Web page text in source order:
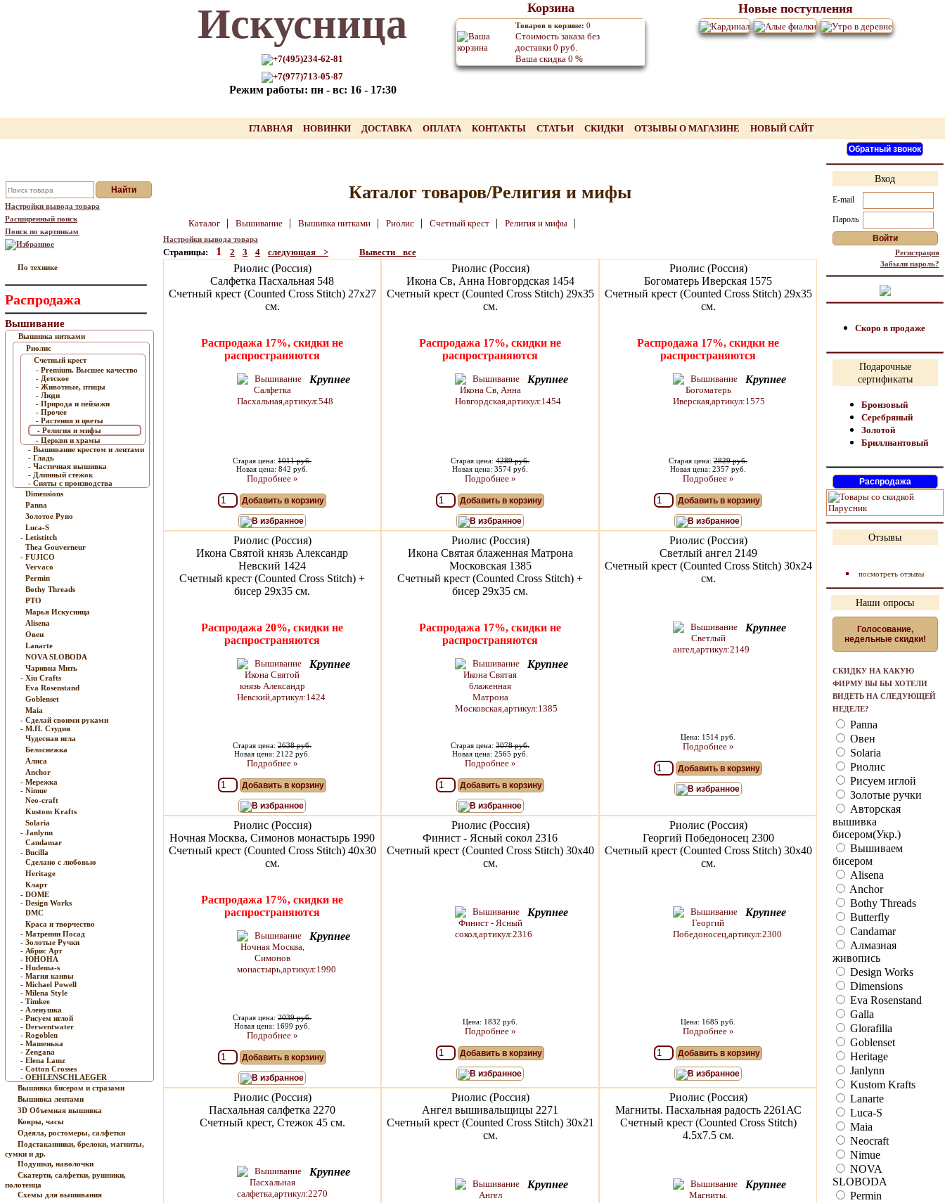
Только для Вас промокод на
Отправить
Искусница
+7(495)234-62-81
+7(977)713-05-87
Режим работы: пн - вс: 16 - 17:30
Корзина
Товаров в корзине: 0
Стоимость заказа без
доставки 0 руб.
Ваша скидка 0 %
Новые поступления
ГЛАВНАЯ НОВИНКИ ДОСТАВКА ОПЛАТА КОНТАКТЫ СТАТЬИ СКИДКИ ОТЗЫВЫ О МАГАЗИНЕ НОВЫЙ САЙТ
Настройки вывода товара
Расширенный поиск
Поиск по картинкам
Избранное
По технике
Распродажа
Вышивание
Вышивка нитками
Риолис
Счетный крест
- Premium. Высшее качество
- Детское
- Животные, птицы
- Люди
- Природа и пейзажи
- Прочее
- Растения и цветы
- Религия и мифы
- Церкви и храмы
- Вышивание крестом и лентами
- Гладь
- Частичная вышивка
- Длинный стежок
- Сняты с производства
Dimensions
Panna
Золотое Руно
Luca-S
- Letistitch
Thea Gouverneur
- FUJICO
Vervaco
Permin
Bothy Threads
РТО
Марья Искусница
Alisena
Овен
Lanarte
NOVA SLOBODA
Чаривна Мить
- Xiu Crafts
Eva Rosenstand
Goblenset
Maia
- Сделай своими руками
- М.П. Студия
Чудесная игла
Белоснежка
Алиса
Anchor
- Мережка
- Nimue
Neo-craft
Kustom Krafts
Solaria
- Janlynn
Candamar
- Bucilla
Сделано с любовью
Heritage
Кларт
- DOME
- Design Works
DMC
Краса и творчество
- Матренин Посад
- Золотые Ручки
- Абрис Арт
- ЮНОНА
- Hudema-s
- Магия канвы
- Michael Powell
- Milena Style
- Timkee
- Аленушка
- Рисуем иглой
- Derwentwater
- Rogoblen
- Машенька
- Zengana
- Elena Lamz
- Cotton Crosses
- OEHLENSCHLAEGER
Вышивка бисером и стразами
Вышивка лентами
3D Объемная вышивка
Ковры, часы
Одеяла, ростомеры, салфетки
Подстаканники, брелоки, магниты,
сумки и др.
Подушки, наволочки
Скатерти, салфетки, рушники,
полотенца
Схемы для вышивания
Каталог товаров/Религия и мифы
Каталог | Вышивание | Вышивка нитками | Риолис | Счетный крест | Религия и мифы |
Настройки вывода товара
Страницы: 1 2 3 4 следующая > Вывести все
Риолис (Россия)
Салфетка Пасхальная 548
Счетный крест (Counted Cross Stitch) 27х27
см.
Распродажа 17%, скидки не
распространяются
Крупнее
Старая цена: 1011 руб.
Новая цена: 842 руб.
Подробнее »
Добавить в корзину
В избранное
Риолис (Россия)
Икона Св, Анна Новгордская 1454
Счетный крест (Counted Cross Stitch) 29х35
см.
Распродажа 17%, скидки не
распространяются
Крупнее
Старая цена: 4289 руб.
Новая цена: 3574 руб.
Подробнее »
Добавить в корзину
В избранное
Риолис (Россия)
Богоматерь Иверская 1575
Счетный крест (Counted Cross Stitch) 29х35
см.
Распродажа 17%, скидки не
распространяются
Крупнее
Старая цена: 2829 руб.
Новая цена: 2357 руб.
Подробнее »
Добавить в корзину
В избранное
Риолис (Россия)
Икона Святой князь Александр
Невский 1424
Счетный крест (Counted Cross Stitch) +
бисер 29х35 см.
Распродажа 20%, скидки не
распространяются
Крупнее
Старая цена: 2638 руб.
Новая цена: 2122 руб.
Подробнее »
Добавить в корзину
В избранное
Риолис (Россия)
Икона Святая блаженная Матрона
Московская 1385
Счетный крест (Counted Cross Stitch) +
бисер 29х35 см.
Распродажа 17%, скидки не
распространяются
Крупнее
Старая цена: 3078 руб.
Новая цена: 2565 руб.
Подробнее »
Добавить в корзину
В избранное
Риолис (Россия)
Светлый ангел 2149
Счетный крест (Counted Cross Stitch) 30х24
см.
Крупнее
Цена: 1514 руб.
Подробнее »
Добавить в корзину
В избранное
Риолис (Россия)
Ночная Москва, Симонов монастырь 1990
Счетный крест (Counted Cross Stitch) 40х30
см.
Распродажа 17%, скидки не
распространяются
Крупнее
Старая цена: 2039 руб.
Новая цена: 1699 руб.
Подробнее »
Добавить в корзину
В избранное
Риолис (Россия)
Финист - Ясный сокол 2316
Счетный крест (Counted Cross Stitch) 30x40
см.
Крупнее
Цена: 1832 руб.
Подробнее »
Добавить в корзину
В избранное
Риолис (Россия)
Георгий Победоносец 2300
Счетный крест (Counted Cross Stitch) 30х40
см.
Крупнее
Цена: 1685 руб.
Подробнее »
Добавить в корзину
В избранное
Риолис (Россия)
Пасхальная салфетка 2270
Счетный крест, Стежок 45 см.
Крупнее
Риолис (Россия)
Ангел вышивальщицы 2271
Счетный крест (Counted Cross Stitch) 30х21
см.
Крупнее
Риолис (Россия)
Магниты. Пасхальная радость 2261АС
Счетный крест (Counted Cross Stitch)
4.5x7.5 см.
Крупнее
Вход
E-mail
Пароль
Регистрация
Забыли пароль?
Скоро в продаже
Подарочные
сертификаты
Бронзовый
Серебряный
Золотой
Бриллиантовый
Отзывы
посмотреть отзывы
Наши опросы
Голосование,
недельные скидки!
СКИДКУ НА КАКУЮ
ФИРМУ ВЫ БЫ ХОТЕЛИ
ВИДЕТЬ НА СЛЕДУЮЩЕЙ
НЕДЕЛЕ?
Panna
Овен
Solaria
Риолис
Рисуем иглой
Золотые ручки
Авторская
вышивка
бисером(Укр.)
Вышиваем
бисером
Alisena
Anchor
Bothy Threads
Butterfly
Candamar
Алмазная
живопись
Design Works
Dimensions
Eva Rosenstand
Galla
Glorafilia
Goblenset
Heritage
Janlynn
Kustom Krafts
Lanarte
Luca-S
Maia
Neocraft
Nimue
NOVA
SLOBODA
Permin